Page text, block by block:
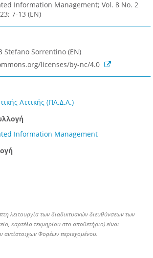
Information Management; Vol. 8 No. 2
7-13 (EN)
Stefano Sorrentino (EN)
licenses/by-nc/4.0
Αττικής (ΠΑ.Δ.Α.)
Information Management
λειτουργία των διαδικτυακών διευθύνσεων των
καρτέλα τεκμηρίου στο αποθετήριο) είναι
αντίστοιχων Φορέων περιεχομένου.